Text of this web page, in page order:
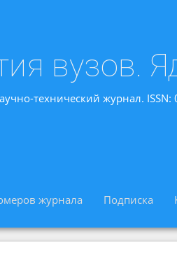
вузов.
технический журнал. ISSN:
журнала Подписка